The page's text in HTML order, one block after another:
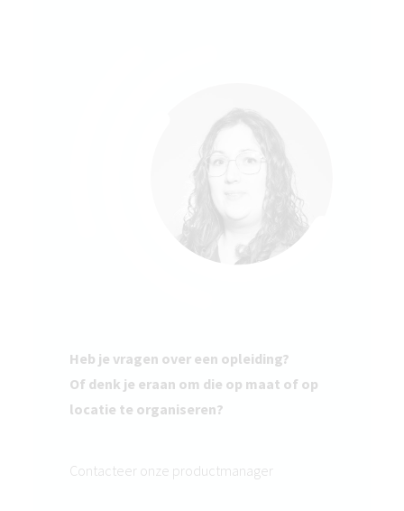
Heb je vragen over een opleiding?
Of denk je eraan om die op maat of op
locatie te organiseren?
Contacteer onze productmanager